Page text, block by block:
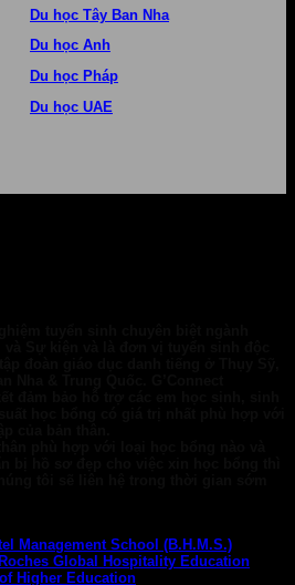
Du học Tây Ban Nha
Du học Anh
Du học Pháp
Du học UAE
Management School (B.H.M.S.)
Global Hospitality Education
Higher Education